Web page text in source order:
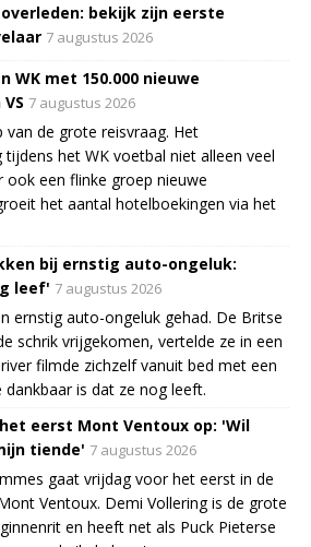
bekijk zijn eerste
7 augustus 2026
met 150.000 nieuwe
7 augustus 2026
de grote reisvraag. Het
het WK voetbal niet alleen veel
ook een flinke groep nieuwe
het aantal hotelboekingen via het
bij ernstig auto-ongeluk:
leef' 7 augustus 2026
ernstig auto-ongeluk gehad. De Britse
schrik vrijgekomen, vertelde ze in een
filmde zichzelf vanuit bed met een
is dat ze nog leeft.
eerst Mont Ventoux op: 'Wil
tiende' 7 augustus 2026
gaat vrijdag voor het eerst in de
Ventoux. Demi Vollering is de grote
en heeft net als Puck Pieterse